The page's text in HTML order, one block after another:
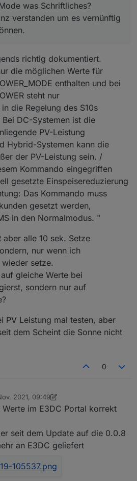
was Schriftliches?
verstanden um es vernünftig
richtig dokumentiert.
die möglichen Werte für
enthalten und bei
steht nur
die Regelung des S10s
DC-Systemen ist die
PV-Leistung
Hybrid-Systemen kann die
der PV-Leistung sein. /
Kommando eingegriffen
gesetzte Einspeisereduzierung
Das Kommando muss
gesetzt werden,
in den Normalmodus. "
aber alle 10 sek. Setze
nur wenn ich
wieder setze.
gleiche Werte bei
sondern nur auf
PV Leistung mal testen, aber
dem Scheint die Sonne nicht
0
2021, 09:49
TbsJah
im E3DC Portal korrekt
seit dem Update auf die 0.0.8
an E3DC geliefert